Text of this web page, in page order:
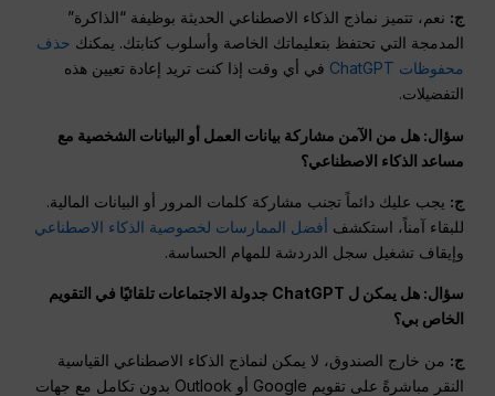
ج: نعم، تتميز نماذج الذكاء الاصطناعي الحديثة بوظيفة “الذاكرة”
المدمجة التي تحتفظ بتعليماتك الخاصة وأسلوب كتابتك. يمكنك حذف
محفوظات ChatGPT
في أي وقت إذا كنت تريد إعادة تعيين هذه
التفضيلات.
سؤال: هل من الآمن مشاركة بيانات العمل أو البيانات الشخصية مع
مساعد الذكاء الاصطناعي؟
ج: يجب عليك دائماً تجنب مشاركة كلمات المرور أو البيانات المالية.
للبقاء آمناً، استكشف أفضل الممارسات لخصوصية الذكاء الاصطناعي
وإيقاف تشغيل سجل الدردشة للمهام الحساسة.
سؤال: هل يمكن ل ChatGPT جدولة الاجتماعات تلقائيًا في التقويم
الخاص بي؟
ج: من خارج الصندوق، لا يمكن لنماذج الذكاء الاصطناعي القياسية
النقر مباشرةً على تقويم Google أو Outlook بدون تكامل مع جهات